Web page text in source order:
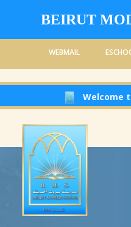
BEIRUT
WEBMAIL
Welcome